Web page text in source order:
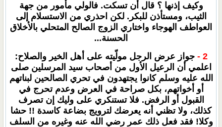
وكيف إذنها ؟ قال أن تسكت. فالولي مأمور من جهة
الثيب، ومستأذن للبكر. لكن احذري من الاستسلام إلى
العواطف الهوجاء واختاري الزوج الصالح المتحلي بالأخلاق
الحسنة...
2 -
جواز عرض الرجل مولّيته على أهل الخير والصلاح:
اعلمي أن الرعيل الأول من أصحاب سيد المرسلين صلى
الله عليه وسلم كانوا يجتهدون في تحري الصالحين لبناتهم
أو أخواتهم، بكل صراحة في العرض وعدم تحرج في
القبول أو الرفض. فلا تستنكري على وليك إن تصرف
كذلك، ولا تظني أنه يعرضك لترويج بضاعة كاسدة !! حشا
وكلا! فقد فعل ذلك عمر رضي الله عنه وغيره من السلف